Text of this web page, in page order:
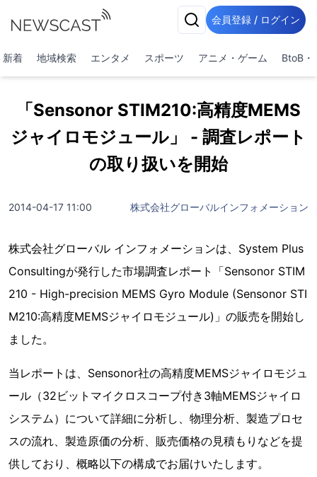
会員登録 / ログイン
新着 地域検索 エンタメ スポーツ アニメ・ゲーム BtoB・
「Sensonor STIM210:高精度MEMS
ジャイロモジュール」 - 調査レポート
の取り扱いを開始
2014-04-17 11:00 株式会社グローバルインフォメーション
株式会社グローバル インフォメーションは、System Plus
Consultingが発行した市場調査レポート「Sensonor STIM
210 - High-precision MEMS Gyro Module (Sensonor STI
M210:高精度MEMSジャイロモジュール)」の販売を開始し
ました。
当レポートは、Sensonor社の高精度MEMSジャイロモジュ
ール（32ビットマイクロスコープ付き3軸MEMSジャイロ
システム）について詳細に分析し、物理分析、製造プロセ
スの流れ、製造原価の分析、販売価格の見積もりなどを提
供しており、概略以下の構成でお届けいたします。